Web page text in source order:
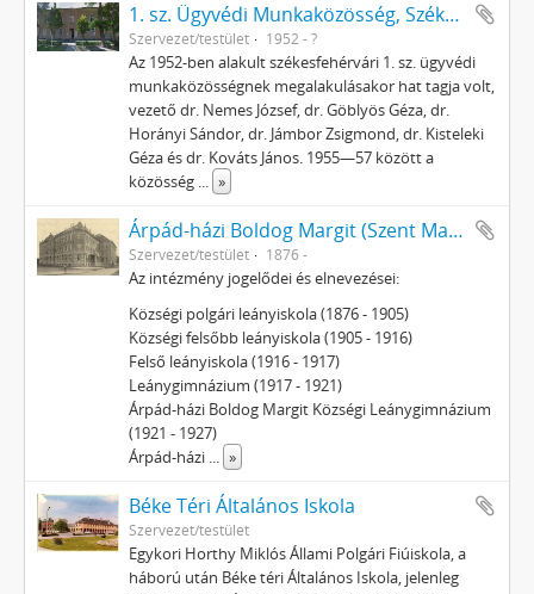
1. sz. Ügyvédi Munkaközösség, Székesfehérvár
Szervezet/testület 1952 - ?
Az 1952-ben alakult székesfehérvári 1. sz. ügyvédi
munkaközösségnek megalakulásakor hat tagja volt,
vezető dr. Nemes József, dr. Göblyös Géza, dr.
Horányi Sándor, dr. Jámbor Zsigmond, dr. Kisteleki
Géza és dr. Kováts János. 1955—57 között a
közösség ... »
Árpád-házi Boldog Margit (Szent Margit) Leánygimnázium
Szervezet/testület 1876 -
Az intézmény jogelődei és elnevezései:
Községi polgári leányiskola (1876 - 1905)
Községi felsőbb leányiskola (1905 - 1916)
Felső leányiskola (1916 - 1917)
Leánygimnázium (1917 - 1921)
Árpád-házi Boldog Margit Községi Leánygimnázium
(1921 - 1927)
Árpád-házi ... »
Béke Téri Általános Iskola
Szervezet/testület
Egykori Horthy Miklós Állami Polgári Fiúiskola, a
háború után Béke téri Általános Iskola, jelenleg